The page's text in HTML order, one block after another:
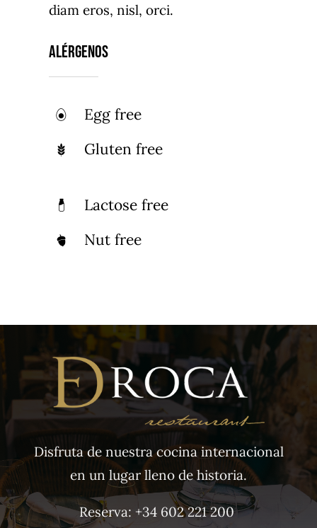
diam eros, nisl, orci.
Alérgenos
Egg free
Gluten free
Lactose free
Nut free
Disfruta de nuestra cocina internacional
en un lugar lleno de historia.
Reserva: +34 602 221 200